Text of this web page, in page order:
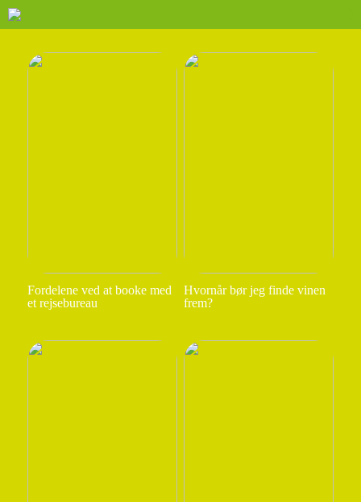
Fordelene ved at booke med
et rejsebureau
Hvornår bør jeg finde vinen
frem?